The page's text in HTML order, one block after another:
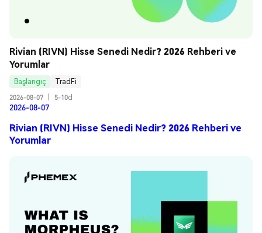
Rivian (RIVN) Hisse Senedi Nedir? 2026 Rehberi ve
Yorumlar
Başlangıç
TradFi
2026-08-07
5-10d
2026-08-07
Rivian (RIVN) Hisse Senedi Nedir? 2026 Rehberi ve
Yorumlar